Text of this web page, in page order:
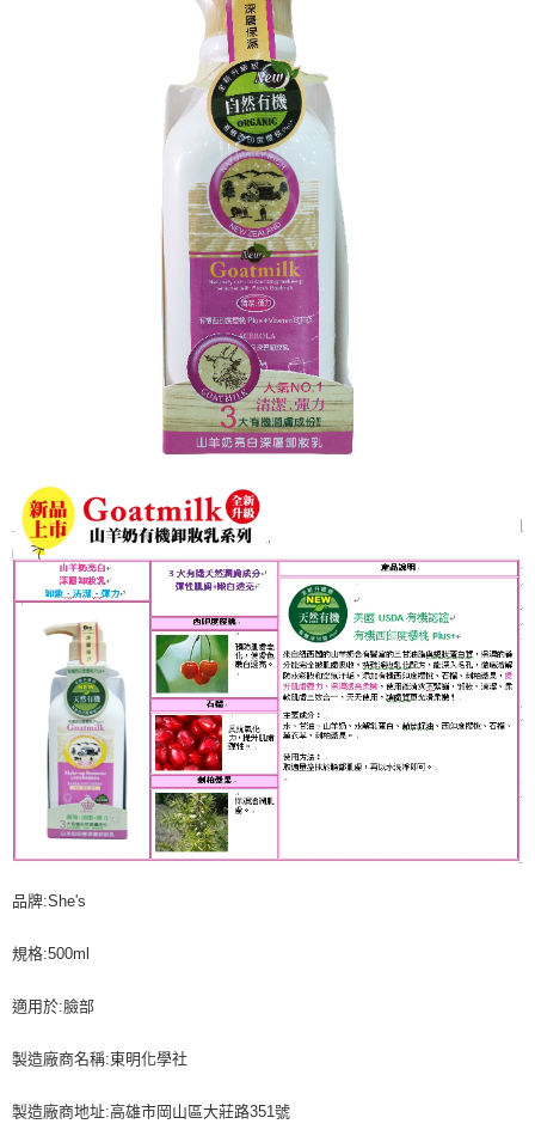
品牌:She's
規格:500ml
適用於:臉部
製造廠商名稱:東明化學社
製造廠商地址:高雄市岡山區大莊路351號